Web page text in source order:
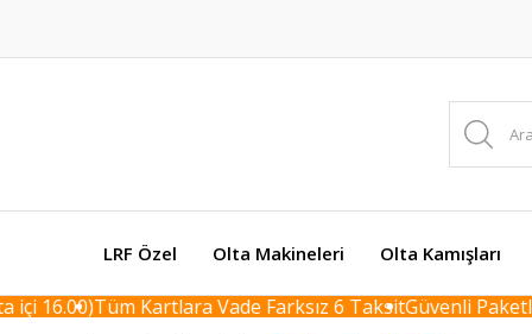
LRF Özel Olta Makineleri Olta Kamışları
16.00)Tüm Kartlara Vade Farksız 6 TaksitGüvenli